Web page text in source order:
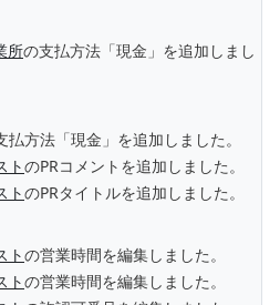
所の支払方法「現金」を追加しまし
払方法「現金」を追加しました。
トのPRコメントを追加しました。
トのPRタイトルを追加しました。
トの営業時間を編集しました。
トの営業時間を編集しました。